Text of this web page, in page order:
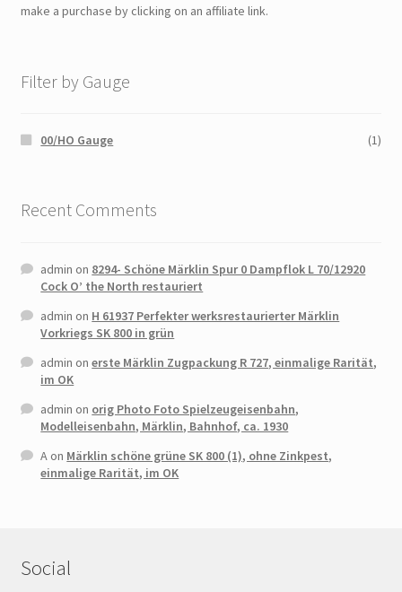
make a purchase by clicking on an affiliate link.
Filter by Gauge
00/HO Gauge (1)
Recent Comments
admin on 8294- Schöne Märklin Spur 0 Dampflok L 70/12920
Cock O’ the North restauriert
admin on H 61937 Perfekter werksrestaurierter Märklin
Vorkriegs SK 800 in grün
admin onerste Märklin Zugpackung R 727, einmalige Rarität,
im OK
admin on orig Photo Foto Spielzeugeisenbahn,
Modelleisenbahn, Märklin, Bahnhof, ca. 1930
Aon Märklin schöne grüne SK 800 (1), ohne Zinkpest,
einmalige Rarität, im OK
Social